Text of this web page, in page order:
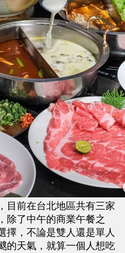
目前在台北地區共有三家
除了中午的商業午餐之
擇，不論是雙人還是單人
的天氣，就算一個人想吃